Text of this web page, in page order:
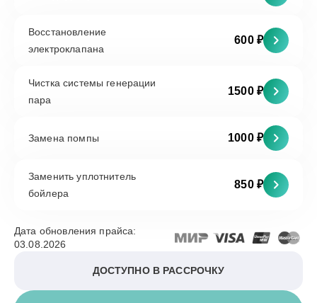
Восстановление
электроклапана
600 ₽
Чистка системы генерации
пара
1500 ₽
Замена помпы 1000 ₽
Заменить уплотнитель
бойлера
850 ₽
Дата обновления прайса:
03.08.2026
ДОСТУПНО В РАССРОЧКУ